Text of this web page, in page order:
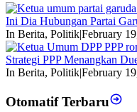
Ini Dia Hubungan Partai
In Berita, Politik|February
Strategi PPP Menangkan
In Berita, Politik|February
Otomatif Terbaru